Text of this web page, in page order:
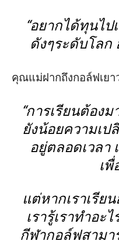
“อยากได้ทุนไป
ดังๆระดับโลก
คุณแม่ฝากถึงกอล์ฟเยา
“การเรียนต้องม
ยังน้อยความเ
อยู่ตลอดเวลา
เพื่
แต่หากเราเรีย
เรารู้เราทำอะ
กีฬากอล์ฟสาม